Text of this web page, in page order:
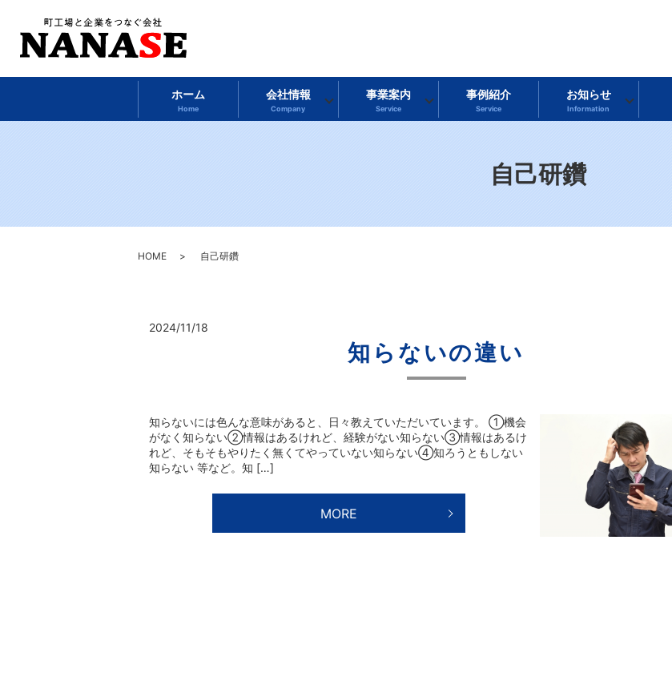
ホーム
Home
会社情報
Company
事業案内
Service
事例紹介
Service
お知らせ
Information
自己研鑽
HOME 自己研鑽
2024/11/18
知らないの違い
知らないには色んな意味があると、日々教えていただいています。 ①機会
がなく知らない②情報はあるけれど、経験がない知らない③情報はあるけ
れど、そもそもやりたく無くてやっていない知らない④知ろうともしない
知らない 等など。知 […]
MORE